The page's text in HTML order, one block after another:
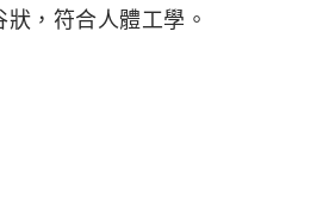
，符合人體工學。